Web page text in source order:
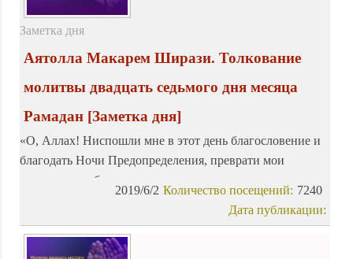
Заметка дня
Аятолла Макарем Ширази. Толкование
молитвы двадцать седьмого дня месяца
Рамадан [Заметка дня]
«О, Аллах! Ниспошли мне в этот день благословение и
благодать Ночи Предопределения, преврати мои
трудности в облегчения, прими мои извинения, удали от
меня грехи и их последствия, о, Благосклонный к Своим
7240
Количество посещений:
2019/6/2
Дата публикации: